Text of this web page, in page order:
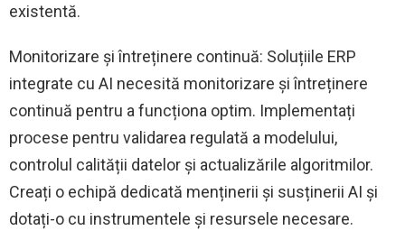
existentă.
Monitorizare și întreținere continuă: Soluțiile ERP
integrate cu AI necesită monitorizare și întreținere
continuă pentru a funcționa optim. Implementați
procese pentru validarea regulată a modelului,
controlul calității datelor și actualizările algoritmilor.
Creați o echipă dedicată menținerii și susținerii AI și
dotați-o cu instrumentele și resursele necesare.